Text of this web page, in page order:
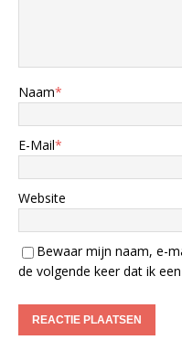
Naam*
E-Mail*
Website
Bewaar mijn naam, e-
de volgende keer dat ik